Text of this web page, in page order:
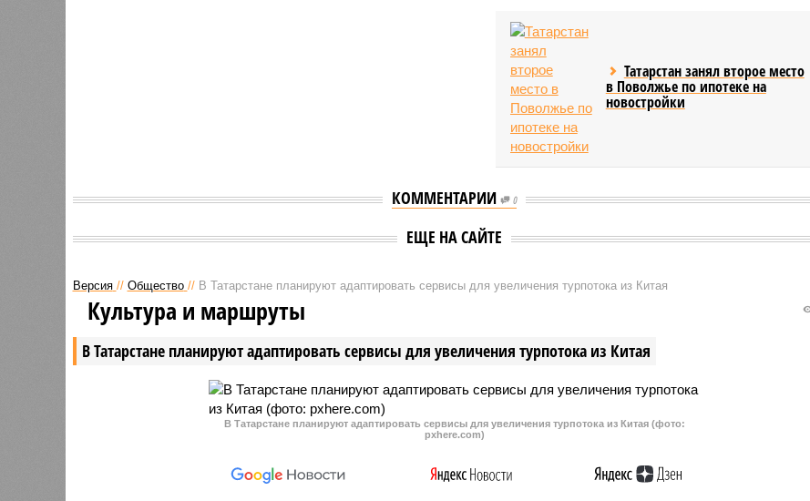
Татарстан занял второе место
в Поволжье по ипотеке на
новостройки
КОММЕНТАРИИ 0
ЕЩЕ НА САЙТЕ
Версия // Общество // В Татарстане планируют адаптировать сервисы для увеличения турпотока из Китая
В Татарстане планируют адаптировать сервисы для увеличения турпотока из Китая
Культура и маршруты
В Татарстане планируют адаптировать сервисы для увеличения турпотока из Китая (фото:
pxhere.com)